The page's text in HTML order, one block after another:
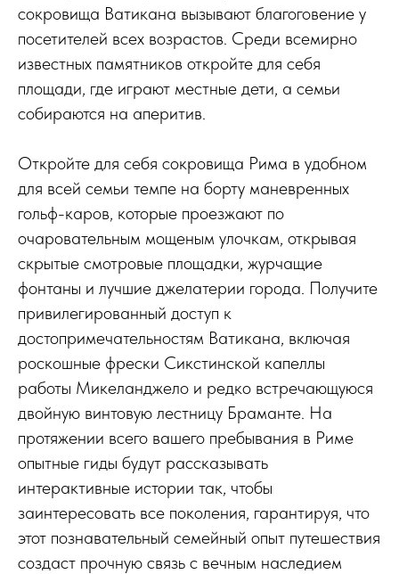
сокровища Ватикана вызывают благоговение у
посетителей всех возрастов. Среди всемирно
известных памятников откройте для себя
площади, где играют местные дети, а семьи
собираются на аперитив.
Откройте для себя сокровища Рима в удобном
для всей семьи темпе на борту маневренных
гольф-каров, которые проезжают по
очаровательным мощеным улочкам, открывая
скрытые смотровые площадки, журчащие
фонтаны и лучшие джелатерии города. Получите
привилегированный доступ к
достопримечательностям Ватикана, включая
роскошные фрески Сикстинской капеллы
работы Микеланджело и редко встречающуюся
двойную винтовую лестницу Браманте. На
протяжении всего вашего пребывания в Риме
опытные гиды будут рассказывать
интерактивные истории так, чтобы
заинтересовать все поколения, гарантируя, что
этот познавательный семейный опыт путешествия
создаст прочную связь с вечным наследием